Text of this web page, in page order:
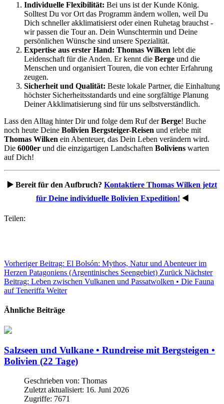
Individuelle Flexibilität: Bei uns ist der Kunde König.
Solltest Du vor Ort das Programm ändern wollen, weil Du
Dich schneller akklimatisierst oder einen Ruhetag brauchst -
wir passen die Tour an. Dein Wunschtermin und Deine
persönlichen Wünsche sind unsere Spezialität.
Expertise aus erster Hand: Thomas Wilken lebt die
Leidenschaft für die Anden. Er kennt die Berge und die
Menschen und organisiert Touren, die von echter Erfahrung
zeugen.
Sicherheit und Qualität: Beste lokale Partner, die Einhaltung
höchster Sicherheitsstandards und eine sorgfältige Planung
Deiner Akklimatisierung sind für uns selbstverständlich.
Lass den Alltag hinter Dir und folge dem Ruf derBerge! Buche
noch heute Deine Bolivien Bergsteiger-Reisen und erlebe mit
Thomas Wilken ein Abenteuer, das Dein Leben verändern wird.
Die 6000er und die einzigartigen Landschaften Boliviens warten
auf Dich!
▶️ Bereit für den Aufbruch? Kontaktiere Thomas Wilken jetzt
für Deine individuelle Bolivien Expedition! ◀️
Teilen:
Vorheriger Beitrag: El Bolsón: Mythos, Natur und Abenteuer im
Herzen Patagoniens (Argentinisches Seengebiet) Zurück Nächster
Beitrag: Leben zwischen Vulkanen und Passatwolken • Die Fauna
auf Teneriffa Weiter
Ähnliche Beiträge
Salzseen und Vulkane • Rundreise mit Bergsteigen •
Bolivien (22 Tage)
Geschrieben von: Thomas
Zuletzt aktualisiert: 16. Juni 2026
Zugriffe: 7671